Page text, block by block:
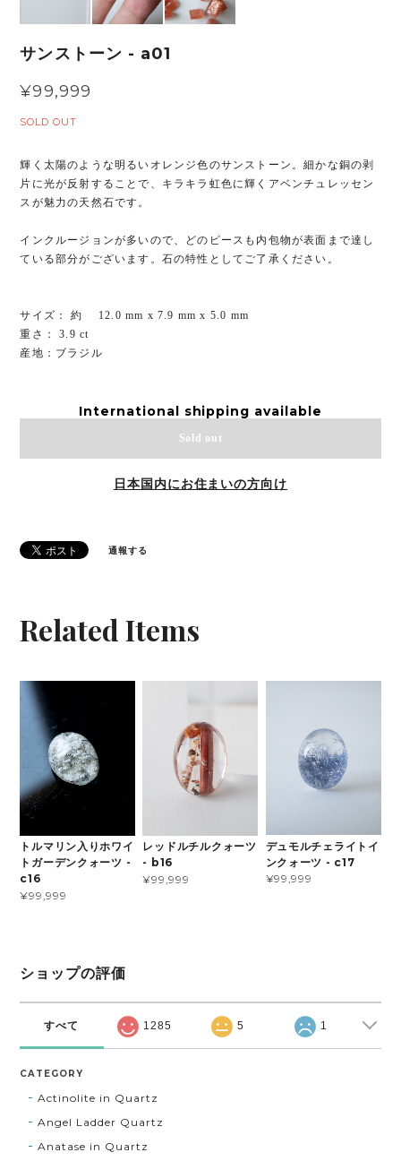
サンストーン - a01
¥99,999
SOLD OUT
輝く太陽のような明るいオレンジ色のサンストーン。細かな銅の剥
片に光が反射することで、キラキラ虹色に輝くアベンチュレッセン
スが魅力の天然石です。
インクルージョンが多いので、どのピースも内包物が表面まで達し
ている部分がございます。石の特性としてご了承ください。
サイズ： 約 12.0 mm x 7.9 mm x 5.0 mm
重さ： 3.9 ct
産地：ブラジル
International shipping available
Sold out
日本国内にお住まいの方向け
通報する
Related Items
トルマリン入りホワイ
トガーデンクォーツ -
c16
¥99,999
レッドルチルクォーツ
- b16
¥99,999
デュモルチェライトイ
ンクォーツ - c17
¥99,999
ショップの評価
すべて 1285 5 1
CATEGORY
Actinolite in Quartz
Angel Ladder Quartz
Anatase in Quartz